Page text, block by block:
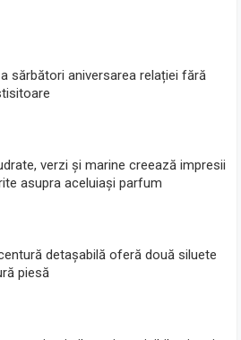
sărbători aniversarea relației fără
verzi și marine creează impresii
asupra aceluiași parfum
detașabilă oferă două siluete
piesă